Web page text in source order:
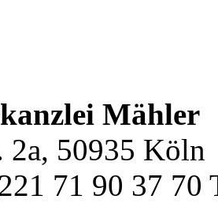
Mähler
2a, 50935 Köln
71 90 37 70